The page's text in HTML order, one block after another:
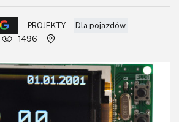
PROJEKTY
Dla pojazdów
1496